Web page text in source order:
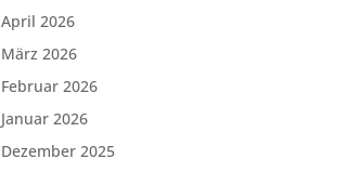
April 2026
März 2026
Februar 2026
Januar 2026
Dezember 2025